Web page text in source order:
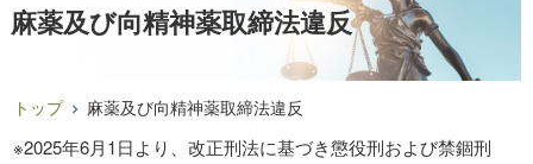
麻薬及び向精神薬取締法違反
トップ 麻薬及び向精神薬取締法違反
※2025年6月1日より、改正刑法に基づき懲役刑および禁錮刑